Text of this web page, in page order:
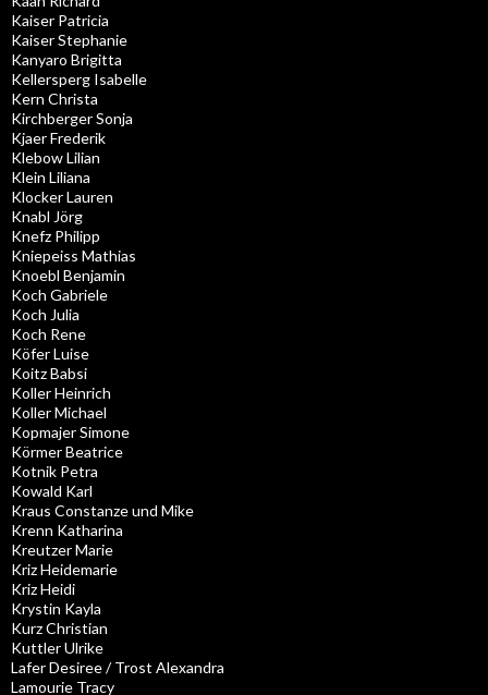
Kaiser Patricia
Kaiser Stephanie
Kanyaro Brigitta
Kellersperg Isabelle
Kern Christa
Kirchberger Sonja
Kjaer Frederik
Klebow Lilian
Klein Liliana
Klocker Lauren
Knabl Jörg
Knefz Philipp
Kniepeiss Mathias
Knoebl Benjamin
Koch Gabriele
Koch Julia
Koch Rene
Köfer Luise
Koitz Babsi
Koller Heinrich
Koller Michael
Kopmajer Simone
Körmer Beatrice
Kotnik Petra
Kowald Karl
Kraus Constanze und Mike
Krenn Katharina
Kreutzer Marie
Kriz Heidemarie
Kriz Heidi
Krystin Kayla
Kurz Christian
Kuttler Ulrike
Lafer Desiree / Trost Alexandra
Lamourie Tracy